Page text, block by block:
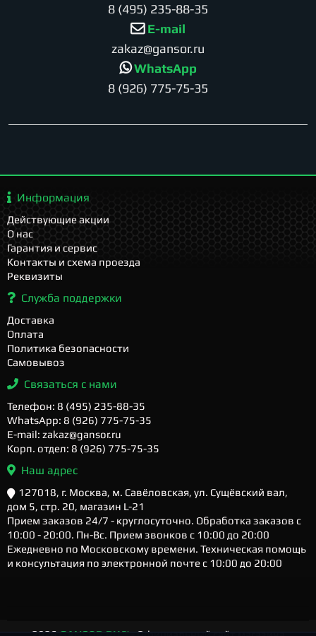
8 (495) 235-88-35
E-mail
zakaz@gansor.ru
WhatsApp
8 (926) 775-75-35
Информация
Действующие акции
О нас
Гарантия и сервис
Контакты и схема проезда
Реквизиты
Служба поддержки
Доставка
Оплата
Политика безопасности
Самовывоз
Связаться с нами
Телефон: 8 (495) 235-88-35
WhatsApp: 8 (926) 775-75-35
E-mail: zakaz@gansor.ru
Корп. отдел: 8 (926) 775-75-35
Наш адрес
127018, г. Москва, м. Савёловская, ул. Сущёвский вал,
дом 5, стр. 20, магазин L-21
Прием заказов 24/7 - круглосуточно. Обработка заказов с
10:00 - 20:00. Пн-Вс. Прием звонков с 10:00 до 20:00
Ежедневно по Московскому времени. Техническая помощь
и консультация по электронной почте с 10:00 до 20:00